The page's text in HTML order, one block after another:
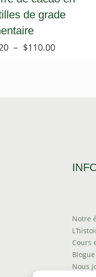
de grade
– $110.00Plage
Notre
Cours
Blogue
Nous